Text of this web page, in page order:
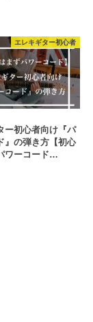
エレキギター初心者
ー初心者向け『パ
』の弾き方【初心
ワーコード…